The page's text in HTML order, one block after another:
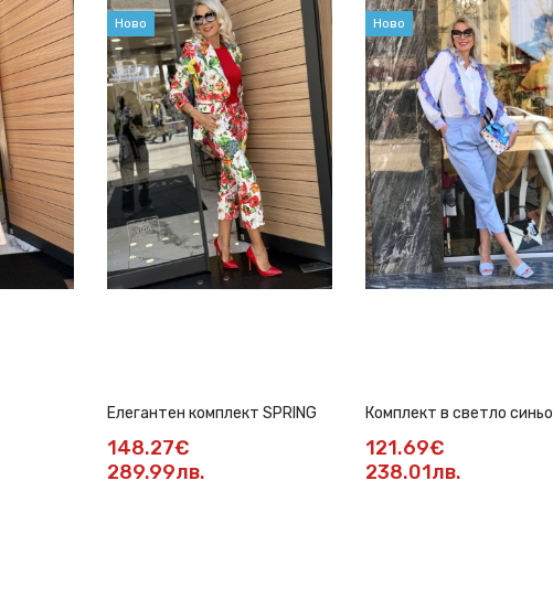
Ново
Елегантен комплект SPRING
148.27€
289.99лв.
Ново
Комплект в светло синьо
121.69€
238.01лв.